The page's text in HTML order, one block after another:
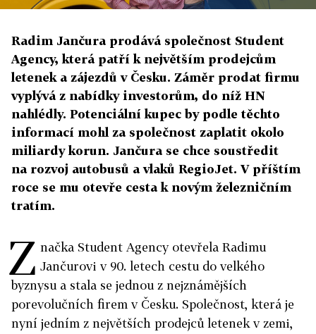
Radim Jančura prodává společnost Student
Agency, která patří k největším prodejcům
letenek a zájezdů v Česku. Záměr prodat firmu
vyplývá z nabídky investorům, do níž HN
nahlédly. Potenciální kupec by podle těchto
informací mohl za společnost zaplatit okolo
miliardy korun. Jančura se chce soustředit
na rozvoj autobusů a vlaků RegioJet. V příštím
roce se mu otevře cesta k novým železničním
tratím.
Z načka Student Agency otevřela Radimu
Jančurovi v 90. letech cestu do velkého
byznysu a stala se jednou z nejznámějších
porevolučních firem v Česku. Společnost, která je
nyní jedním z největších prodejců letenek v zemi,